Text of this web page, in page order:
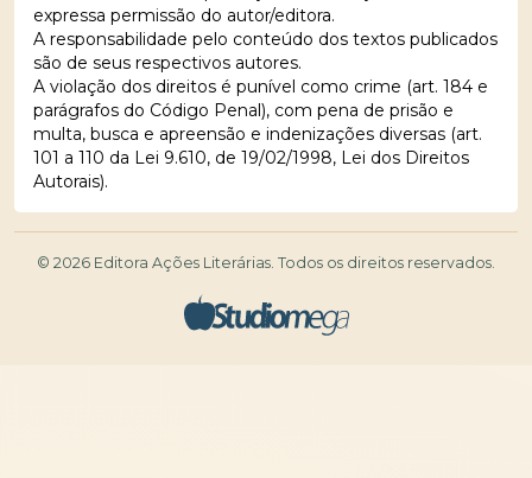
expressa permissão do autor/editora.
A responsabilidade pelo conteúdo dos textos publicados
são de seus respectivos autores.
A violação dos direitos é punível como crime (art. 184 e
parágrafos do Código Penal), com pena de prisão e
multa, busca e apreensão e indenizações diversas (art.
101 a 110 da Lei 9.610, de 19/02/1998, Lei dos Direitos
Autorais).
© 2026 Editora Ações Literárias. Todos os direitos reservados.